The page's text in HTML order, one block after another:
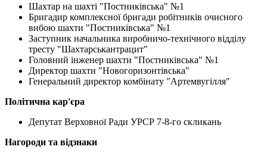
Шахтар на шахті "Постниківська" №1
Бригадир комплексної бригади робітників очисного
вибою шахти "Постниківська" №1
Заступник начальника виробничо-технічного відділу
тресту "Шахтарськантрацит"
Головний інженер шахти "Постниківська" №1
Директор шахти "Новогоризонтівська"
Генеральний директор комбінату "Артемвугілля"
Політична кар'єра
Депутат Верховної Ради УРСР 7-8-го скликань
Нагороди та відзнаки